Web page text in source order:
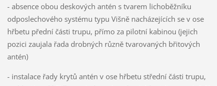
- absence obou deskových antén s tvarem lichoběžníku
odposlechového systému typu Višně nacházejících se v ose
hřbetu přední části trupu, přímo za pilotní kabinou (jejich
pozici zaujala řada drobných různě tvarovaných břitových
antén)
- instalace řady krytů antén v ose hřbetu střední části trupu,